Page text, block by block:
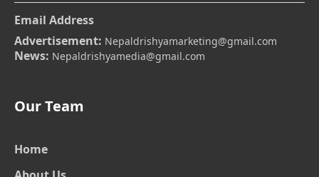
Email Address
Advertisement: Nepaldrishyamarketing@gmail.com
News: Nepaldrishyamedia@gmail.com
Our Team
Home